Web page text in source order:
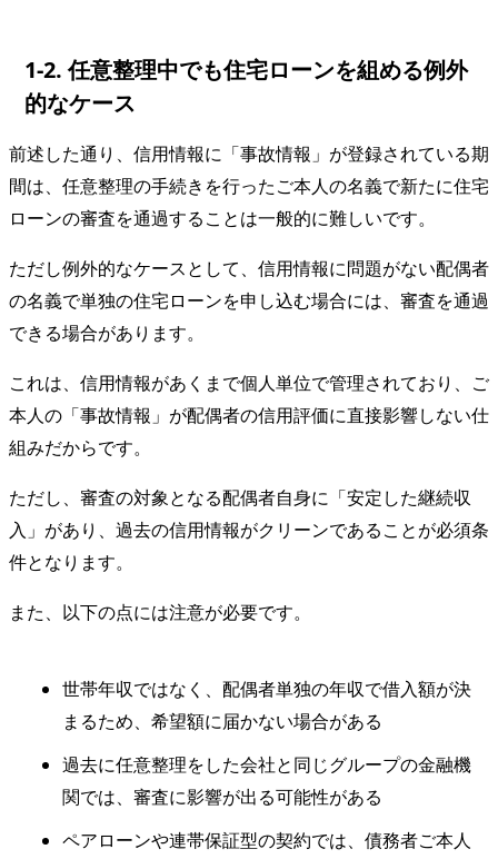
1-2. 任意整理中でも住宅ローンを組める例外
的なケース
前述した通り、信用情報に「事故情報」が登録されている期
間は、任意整理の手続きを行ったご本人の名義で新たに住宅
ローンの審査を通過することは一般的に難しいです。
ただし例外的なケースとして、信用情報に問題がない配偶者
の名義で単独の住宅ローンを申し込む場合には、審査を通過
できる場合があります。
これは、信用情報があくまで個人単位で管理されており、ご
本人の「事故情報」が配偶者の信用評価に直接影響しない仕
組みだからです。
ただし、審査の対象となる配偶者自身に「安定した継続収
入」があり、過去の信用情報がクリーンであることが必須条
件となります。
また、以下の点には注意が必要です。
世帯年収ではなく、配偶者単独の年収で借入額が決
まるため、希望額に届かない場合がある
過去に任意整理をした会社と同じグループの金融機
関では、審査に影響が出る可能性がある
ペアローンや連帯保証型の契約では、債務者ご本人